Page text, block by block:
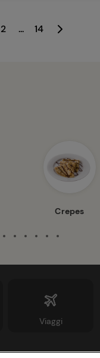
2 ... 14
Crepes
Viaggi